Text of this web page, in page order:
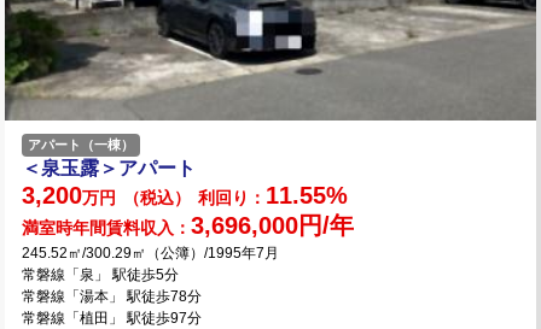
アパート（一棟）
＜泉玉露＞アパート
3,200万円 （税込） 利回り： 11.55%
満室時年間賃料収入： 3,696,000円/年
245.52㎡/300.29㎡（公簿）/1995年7月
常磐線「泉」 駅徒歩5分
常磐線「湯本」 駅徒歩78分
常磐線「植田」 駅徒歩97分